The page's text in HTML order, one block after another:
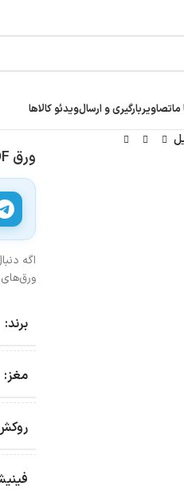
تصاویربارگیری و ارسالویدئو کالاها
ورق MDF نوین چوب کد ۸۰۷ | برجسته ۱۶ میل
اگه
برند:
مغز: